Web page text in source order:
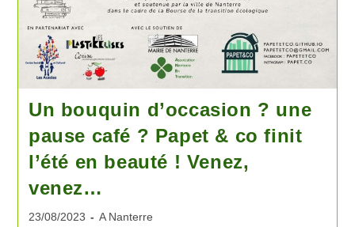
Un bouquin d’occasion ? une
pause café ? Papet & co finit
l’été en beauté ! Venez,
venez…
23/08/2023 A Nanterre